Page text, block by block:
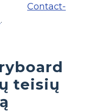
Contact-
.
teisių